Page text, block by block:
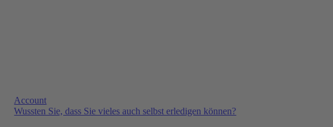
Account
Wussten Sie, dass Sie vieles auch selbst erledigen können?